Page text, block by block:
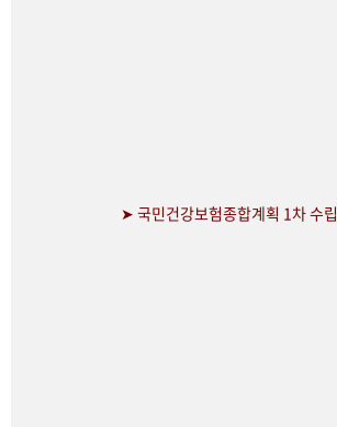
➤ 국민건강보험종합계획 1차 수립